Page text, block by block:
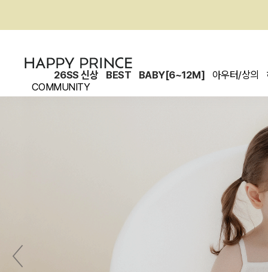
26SS 신상 BEST BABY[6~12M] 아우터/상의
COMMUNITY